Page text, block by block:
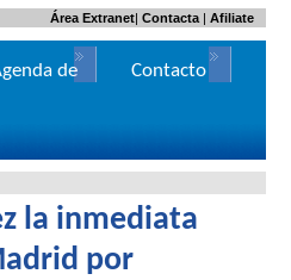
la inmediata
por
| Contacta| Afiliate
Área Extranet
de
Contacto